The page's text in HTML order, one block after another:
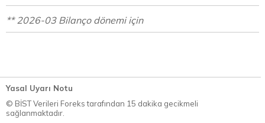
** 2026-03 Bilanço dönemi için
Yasal Uyarı Notu
© BİST Verileri Foreks tarafından 15 dakika gecikmeli
sağlanmaktadır.